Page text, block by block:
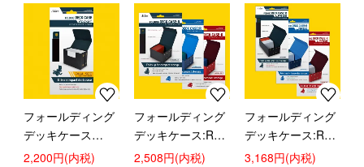
フォールディング
デッキケース
Pocket デュアルサ
2,200円(内税)
フォールディング
デッキケース:R
【ヴィンテージブ
2,508円(内税)
フォールディング
デッキケース:R
LARGE【バミュー
3,168円(内税)